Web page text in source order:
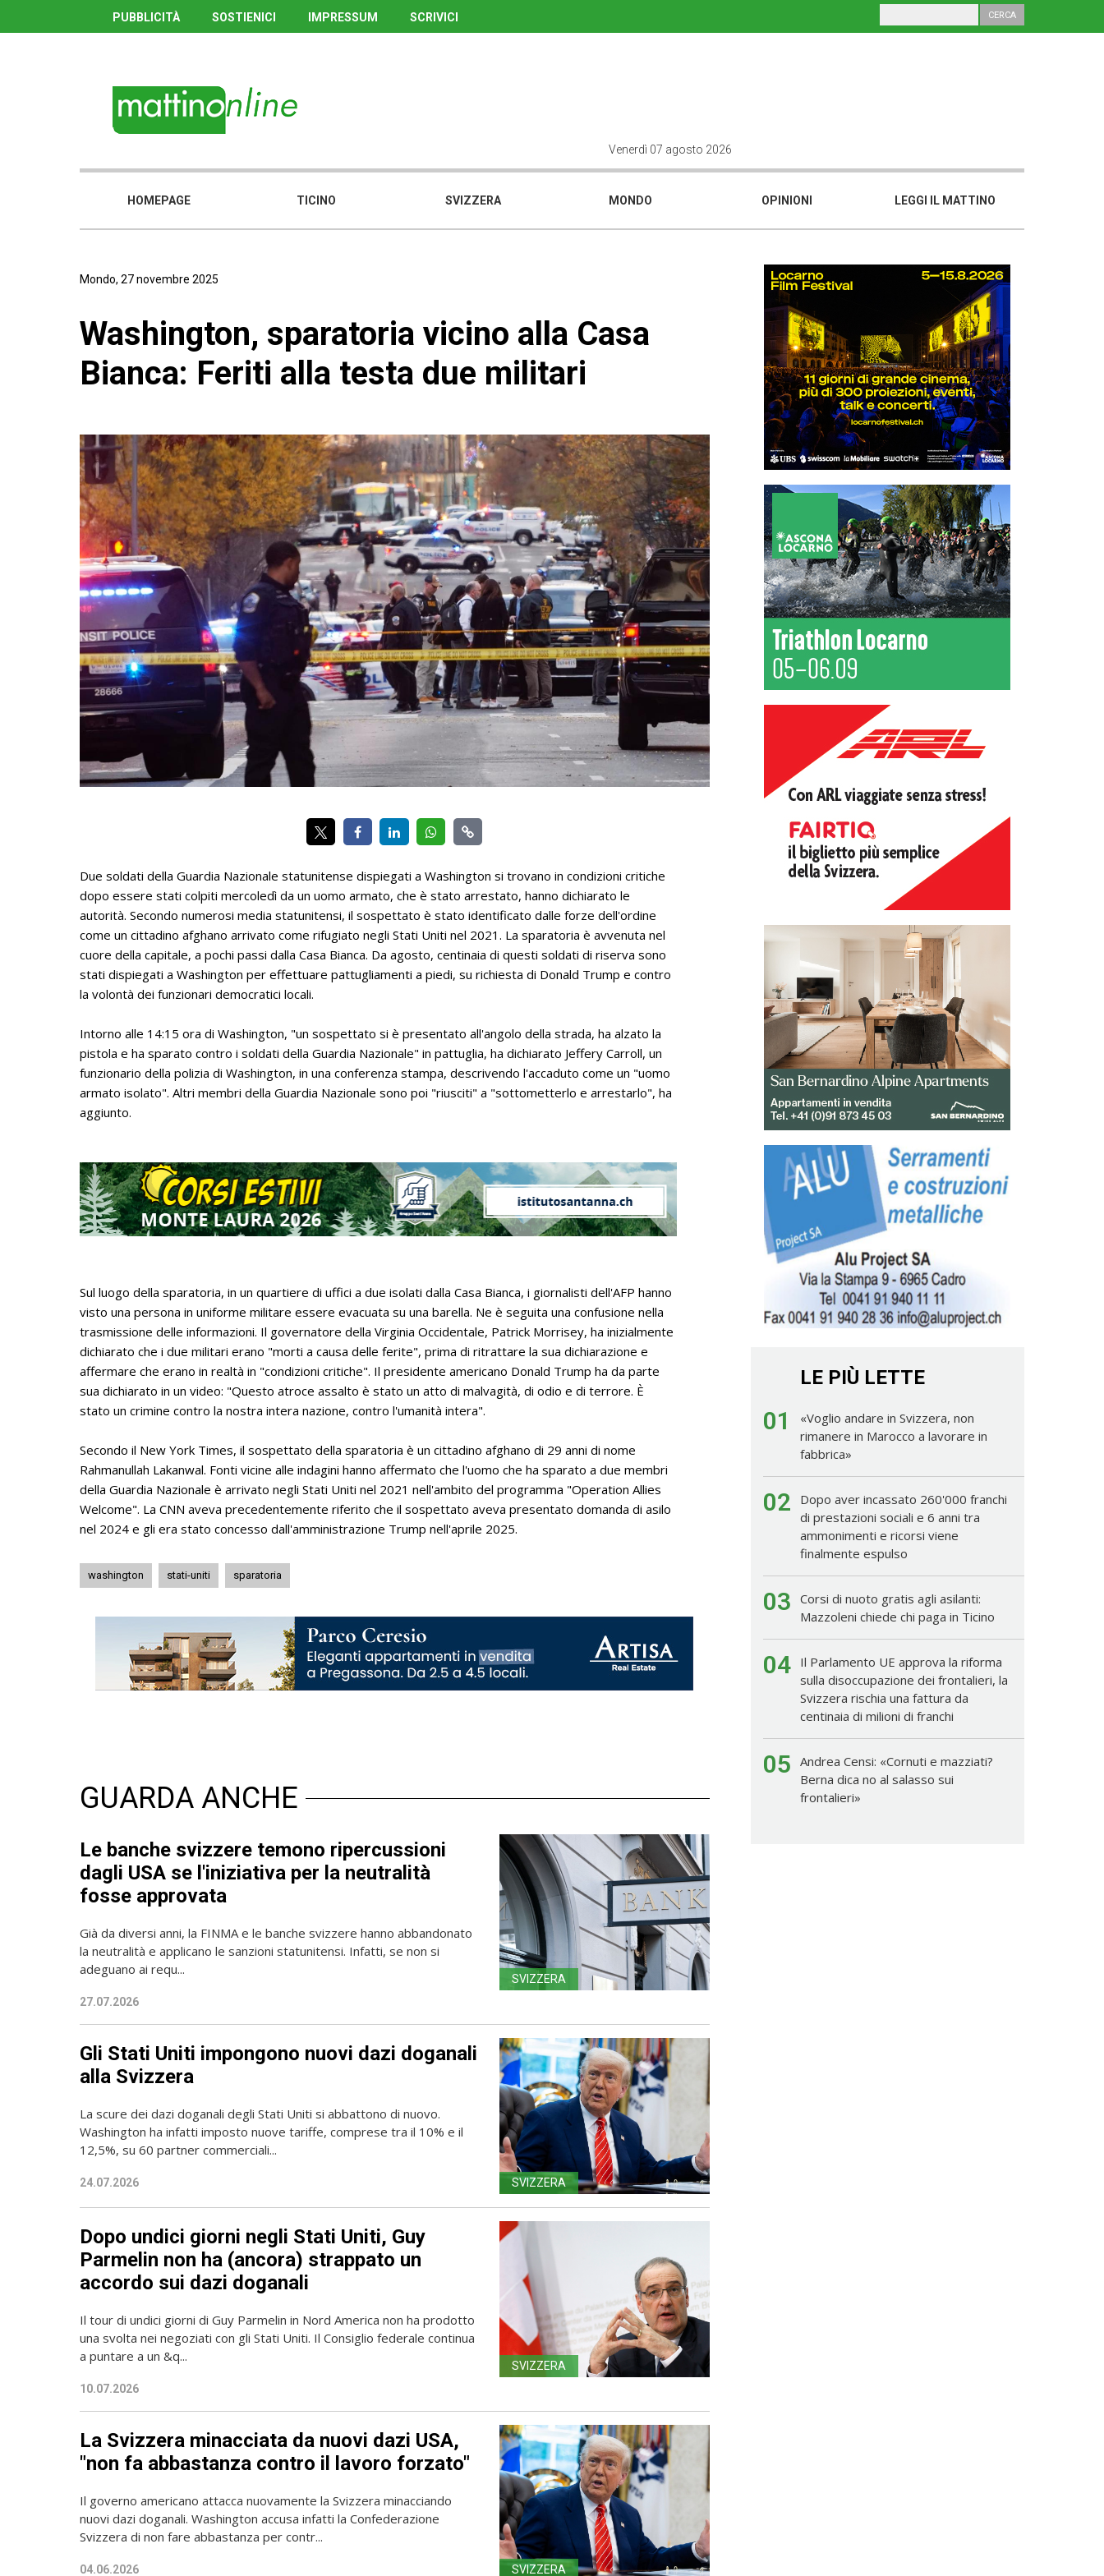
PUBBLICITÀ SOSTIENICI IMPRESSUM SCRIVICI
Venerdì 07 agosto 2026
HOMEPAGE TICINO SVIZZERA MONDO OPINIONI LEGGI IL MATTINO
Mondo, 27 novembre 2025
Washington, sparatoria vicino alla Casa
Bianca: Feriti alla testa due militari
Due soldati della Guardia Nazionale statunitense dispiegati a Washington si trovano in condizioni critiche
dopo essere stati colpiti mercoledì da un uomo armato, che è stato arrestato, hanno dichiarato le
autorità. Secondo numerosi media statunitensi, il sospettato è stato identificato dalle forze dell'ordine
come un cittadino afghano arrivato come rifugiato negli Stati Uniti nel 2021. La sparatoria è avvenuta nel
cuore della capitale, a pochi passi dalla Casa Bianca. Da agosto, centinaia di questi soldati di riserva sono
stati dispiegati a Washington per effettuare pattugliamenti a piedi, su richiesta di Donald Trump e contro
la volontà dei funzionari democratici locali.
Intorno alle 14:15 ora di Washington, "un sospettato si è presentato all'angolo della strada, ha alzato la
pistola e ha sparato contro i soldati della Guardia Nazionale" in pattuglia, ha dichiarato Jeffery Carroll, un
funzionario della polizia di Washington, in una conferenza stampa, descrivendo l'accaduto come un "uomo
armato isolato". Altri membri della Guardia Nazionale sono poi "riusciti" a "sottometterlo e arrestarlo", ha
aggiunto.
Sul luogo della sparatoria, in un quartiere di uffici a due isolati dalla Casa Bianca, i giornalisti dell'AFP hanno
visto una persona in uniforme militare essere evacuata su una barella. Ne è seguita una confusione nella
trasmissione delle informazioni. Il governatore della Virginia Occidentale, Patrick Morrisey, ha inizialmente
dichiarato che i due militari erano "morti a causa delle ferite", prima di ritrattare la sua dichiarazione e
affermare che erano in realtà in "condizioni critiche". Il presidente americano Donald Trump ha da parte
sua dichiarato in un video: "Questo atroce assalto è stato un atto di malvagità, di odio e di terrore. È
stato un crimine contro la nostra intera nazione, contro l'umanità intera".
Secondo il New York Times, il sospettato della sparatoria è un cittadino afghano di 29 anni di nome
Rahmanullah Lakanwal. Fonti vicine alle indagini hanno affermato che l'uomo che ha sparato a due membri
della Guardia Nazionale è arrivato negli Stati Uniti nel 2021 nell'ambito del programma "Operation Allies
Welcome". La CNN aveva precedentemente riferito che il sospettato aveva presentato domanda di asilo
nel 2024 e gli era stato concesso dall'amministrazione Trump nell'aprile 2025.
washington stati-uniti sparatoria
GUARDA ANCHE
Le banche svizzere temono ripercussioni
dagli USA se l'iniziativa per la neutralità
fosse approvata
Già da diversi anni, la FINMA e le banche svizzere hanno abbandonato
la neutralità e applicano le sanzioni statunitensi. Infatti, se non si
adeguano ai requ...
27.07.2026
SVIZZERA
Gli Stati Uniti impongono nuovi dazi doganali
alla Svizzera
La scure dei dazi doganali degli Stati Uniti si abbattono di nuovo.
Washington ha infatti imposto nuove tariffe, comprese tra il 10% e il
12,5%, su 60 partner commerciali...
24.07.2026 SVIZZERA
Dopo undici giorni negli Stati Uniti, Guy
Parmelin non ha (ancora) strappato un
accordo sui dazi doganali
Il tour di undici giorni di Guy Parmelin in Nord America non ha prodotto
una svolta nei negoziati con gli Stati Uniti. Il Consiglio federale continua
a puntare a un &q...
10.07.2026
SVIZZERA
La Svizzera minacciata da nuovi dazi USA,
"non fa abbastanza contro il lavoro forzato"
Il governo americano attacca nuovamente la Svizzera minacciando
nuovi dazi doganali. Washington accusa infatti la Confederazione
Svizzera di non fare abbastanza per contr...
04.06.2026 SVIZZERA
LE PIÙ LETTE
01
«Voglio andare in Svizzera, non
rimanere in Marocco a lavorare in
fabbrica»
02
Dopo aver incassato 260'000 franchi
di prestazioni sociali e 6 anni tra
ammonimenti e ricorsi viene
finalmente espulso
03 Corsi di nuoto gratis agli asilanti:
Mazzoleni chiede chi paga in Ticino
04
Il Parlamento UE approva la riforma
sulla disoccupazione dei frontalieri, la
Svizzera rischia una fattura da
centinaia di milioni di franchi
05 Andrea Censi: «Cornuti e mazziati?
Berna dica no al salasso sui
frontalieri»